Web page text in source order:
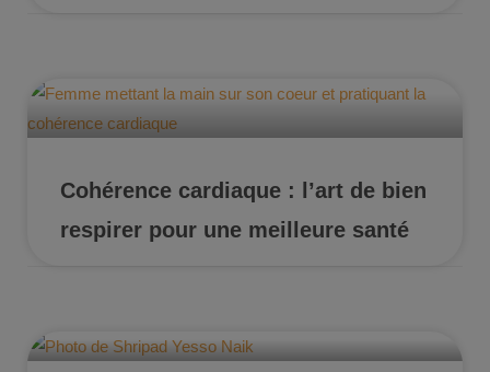
Cohérence cardiaque : l’art de bien
respirer pour une meilleure santé